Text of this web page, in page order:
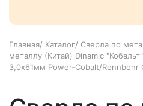
Главная/ Каталог/ Сверла по
металлу (Китай) Dinamic "Кобальт"
3,0х61мм Power-Cobalt/Rennbohr